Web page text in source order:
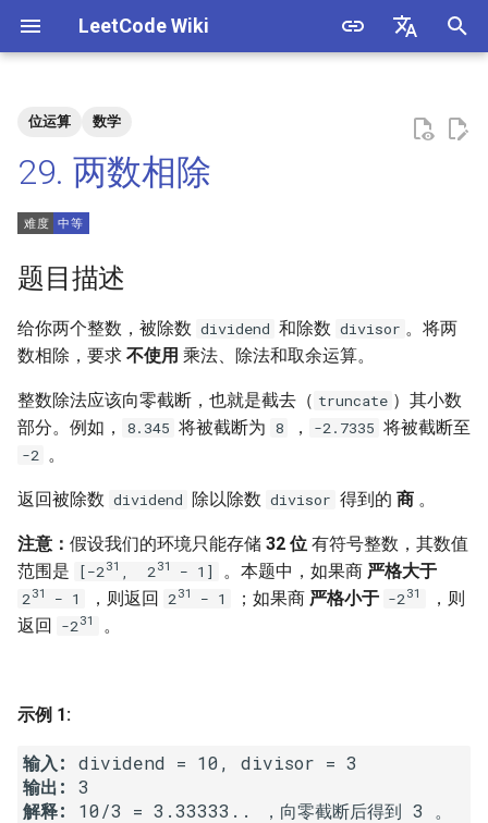
LeetCode Wiki
始
化
搜
引
7. 重建二叉树
9. 用两个栈实现队列
10.1. 斐波那契数列
11. 旋转数组的最小数字
12. 矩阵中的路径
14.2. 剪绳子 II
数
4. 只出现一次的数字
5. 单词长度的最大乘积
6. 排序数组中两个数字之和
7. 数组中和为 0 的三个数
8. 和大于等于 target 的最短子
数组
9. 乘积小于 K 的子数组
12. 左右两边子数组的和相等
1.5. 一次编辑
1.6. 字符串压缩
1.7. 旋转矩阵
1.9. 字符串轮转
2.1. 移除重复节点
2.4. 分割链表
位运算 数学
29. 两数相除
题目描述
给你两个整数，被除数 dividend 和除数 divisor 。将两
数相除，要求 不使用 乘法、除法和取余运算。
整数除法应该向零截断，也就是截去（ truncate ）其小数
部分。例如，
8.345 将被截断为 8 ， -2.7335 将被截断至
-2 。
返回被除数 dividend 除以除数 divisor 得到的 商 。
注意： 假设我们的环境只能存储 32 位 有符号整数，其数值
范围是
[−231 , 231 − 1] 。本题中，如果商 严格大于
231 − 1 ，则返回 231 − 1 ；如果商 严格小于 -231
，则
返回
-231 。
示例 1:
输入:
输出:
解释: 10/3 = 3.33333.. ，向零截断后得到 3 。